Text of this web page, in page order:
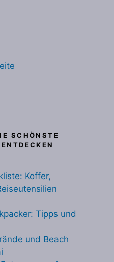
SCHÖNSTE
Koffer,
Tipps und
und Beach